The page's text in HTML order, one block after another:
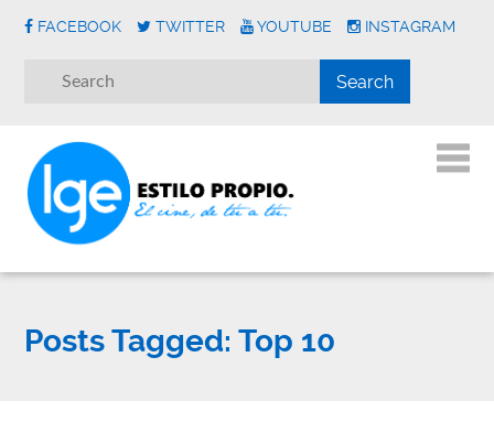
FACEBOOK TWITTER YOUTUBE INSTAGRAM
Posts Tagged: Top 10